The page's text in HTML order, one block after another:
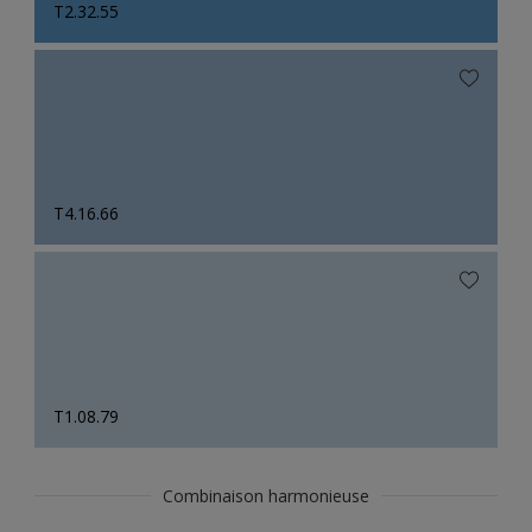
T2.32.55
T4.16.66
T1.08.79
Combinaison harmonieuse